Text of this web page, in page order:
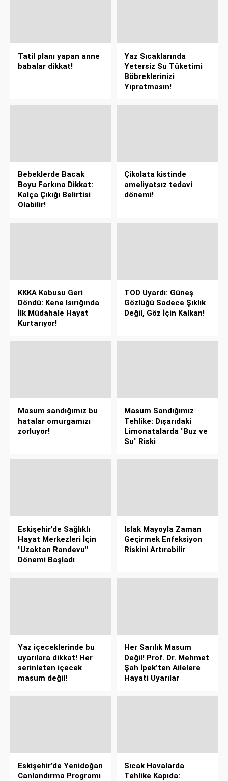
Tatil planı yapan anne
babalar dikkat!
Yaz Sıcaklarında
Yetersiz Su Tüketimi
Böbreklerinizi
Yıpratmasın!
Bebeklerde Bacak
Boyu Farkına Dikkat:
Kalça Çıkığı Belirtisi
Olabilir!
Çikolata kistinde
ameliyatsız tedavi
dönemi!
KKKA Kabusu Geri
Döndü: Kene Isırığında
İlk Müdahale Hayat
Kurtarıyor!
TOD Uyardı: Güneş
Gözlüğü Sadece Şıklık
Değil, Göz İçin Kalkan!
Masum sandığımız bu
hatalar omurgamızı
zorluyor!
Masum Sandığımız
Tehlike: Dışarıdaki
Limonatalarda "Buz ve
Su" Riski
Eskişehir’de Sağlıklı
Hayat Merkezleri İçin
"Uzaktan Randevu"
Dönemi Başladı
Islak Mayoyla Zaman
Geçirmek Enfeksiyon
Riskini Artırabilir
Yaz içeceklerinde bu
uyarılara dikkat! Her
serinleten içecek
masum değil!
Her Sarılık Masum
Değil! Prof. Dr. Mehmet
Şah İpek’ten Ailelere
Hayati Uyarılar
Eskişehir’de Yenidoğan
Canlandırma Programı
Sıcak Havalarda
Tehlike Kapıda: